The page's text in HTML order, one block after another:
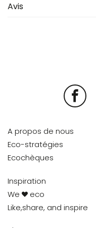
Avis
A propos de nous
Eco-stratégies
Ecochèques
Inspiration
We
eco
Like,share, and inspire